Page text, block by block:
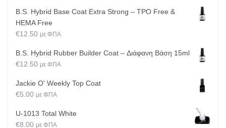
B.S. Hybrid Base Coat Extra Strong – TPO Free &
HEMA Free
€12.50 με ΦΠΑ
B.S. Hybrid Rubber Builder Coat – Διάφανη Βάση 15ml
€12.50 με ΦΠΑ
Jackie O' Weekly Top Coat
€5.00 με ΦΠΑ
U-1013 Total White
€8.00 με ΦΠΑ